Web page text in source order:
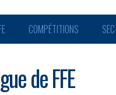
COMPÉTITIONS
de FFE